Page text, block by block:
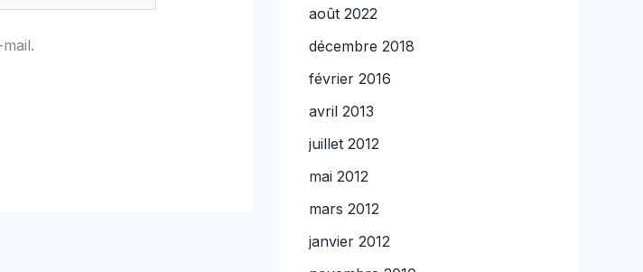
août 2022
décembre 2018
février 2016
avril 2013
juillet 2012
mai 2012
mars 2012
janvier 2012